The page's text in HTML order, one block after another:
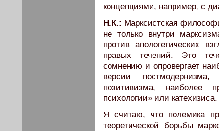
концепциями, например, с
Н.К.: Марксистская
не только внутри
против апологетических
правых течений. Это
сомнению и опровергает
версии постмодернизма,
позитивизма, наиболее
психологии» или катехизиса.
Я считаю, что полемика
теоретической борьбы